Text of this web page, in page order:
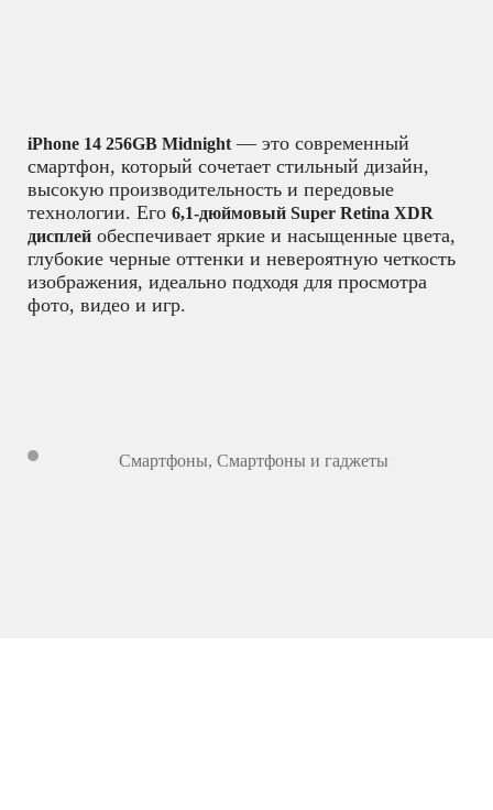
iPhone 14 256GB Midnight— это современный
смартфон, который сочетает стильный дизайн,
высокую производительность и передовые
технологии. Его 6,1-дюймовый Super Retina XDR
дисплей обеспечивает яркие и насыщенные цвета,
глубокие черные оттенки и невероятную четкость
изображения, идеально подходя для просмотра
фото, видео и игр.
Смартфоны, Смартфоны и гаджеты